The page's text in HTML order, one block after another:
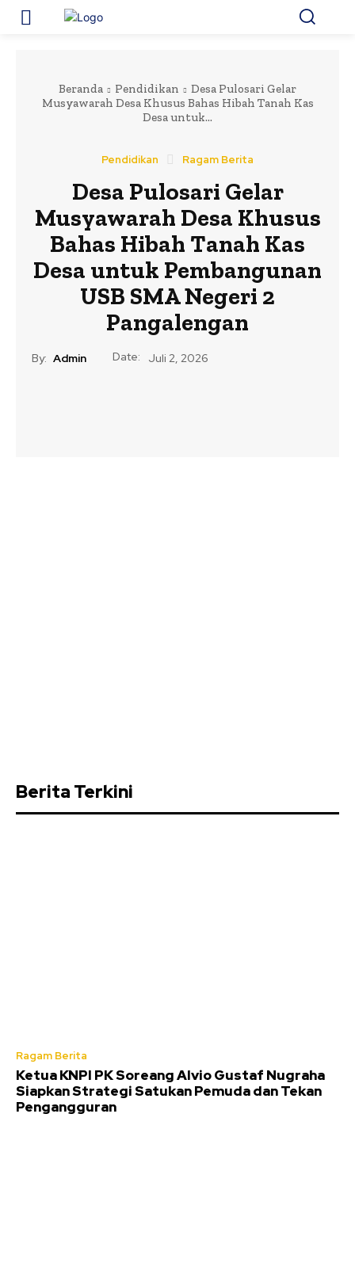
Beranda Pendidikan
Desa Pulosari Gelar
Musyawarah Desa Khusus Bahas Hibah Tanah Kas
Desa untuk...
Pendidikan Ragam Berita
Desa Pulosari Gelar
Musyawarah Desa Khusus
Bahas Hibah Tanah Kas
Desa untuk Pembangunan
USB SMA Negeri 2
Pangalengan
By: Admin Date: Juli 2, 2026
Berita Terkini
Ragam Berita
Ketua KNPI PK Soreang Alvio Gustaf Nugraha
Siapkan Strategi Satukan Pemuda dan Tekan
Pengangguran